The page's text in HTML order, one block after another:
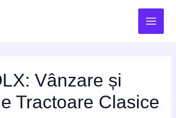
Vânzare și
Tractoare Clasice